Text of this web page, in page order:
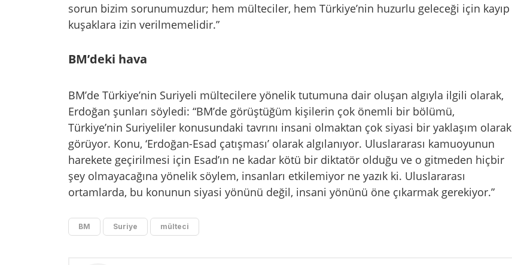
sorun bizim sorunumuzdur; hem mülteciler, hem Türkiye’nin huzurlu geleceği için kayıp
kuşaklara izin verilmemelidir.”
BM’deki hava
BM’de Türkiye’nin Suriyeli mültecilere yönelik tutumuna dair oluşan algıyla ilgili olarak,
Erdoğan şunları söyledi: “BM’de görüştüğüm kişilerin çok önemli bir bölümü,
Türkiye’nin Suriyeliler konusundaki tavrını insani olmaktan çok siyasi bir yaklaşım olarak
görüyor. Konu, ‘Erdoğan-Esad çatışması’ olarak algılanıyor. Uluslararası kamuoyunun
harekete geçirilmesi için Esad’ın ne kadar kötü bir diktatör olduğu ve o gitmeden hiçbir
şey olmayacağına yönelik söylem, insanları etkilemiyor ne yazık ki. Uluslararası
ortamlarda, bu konunun siyasi yönünü değil, insani yönünü öne çıkarmak gerekiyor.”
BM Suriye mülteci